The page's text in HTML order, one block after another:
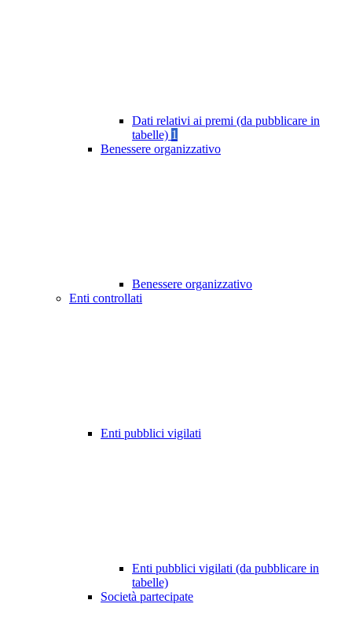
Dati relativi ai premi (da pubblicare in
tabelle) 1
Benessere organizzativo
Benessere organizzativo
Enti controllati
Enti pubblici vigilati
Enti pubblici vigilati (da pubblicare in
tabelle)
Società partecipate